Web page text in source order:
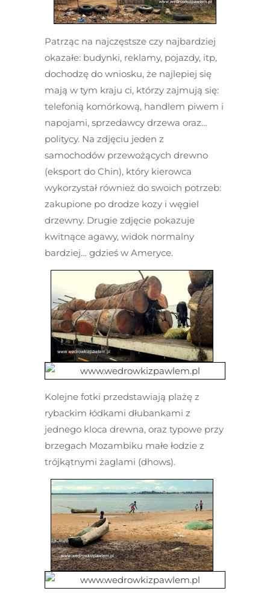
Patrząc na najczęstsze czy najbardziej
okazałe: budynki, reklamy, pojazdy, itp,
dochodzę do wniosku, że najlepiej się
mają w tym kraju ci, którzy zajmują się:
telefonią komórkową, handlem piwem i
napojami, sprzedawcy drzewa oraz…
politycy. Na zdjęciu jeden z
samochodów przewożących drewno
(eksport do Chin), który kierowca
wykorzystał również do swoich potrzeb:
zakupione po drodze kozy i węgiel
drzewny. Drugie zdjęcie pokazuje
kwitnące agawy, widok normalny
bardziej… gdzieś w Ameryce.
Kolejne fotki przedstawiają plażę z
rybackim łódkami dłubankami z
jednego kloca drewna, oraz typowe przy
brzegach Mozambiku małe łodzie z
trójkątnymi żaglami (dhows).